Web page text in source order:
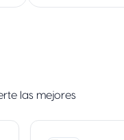
las mejores